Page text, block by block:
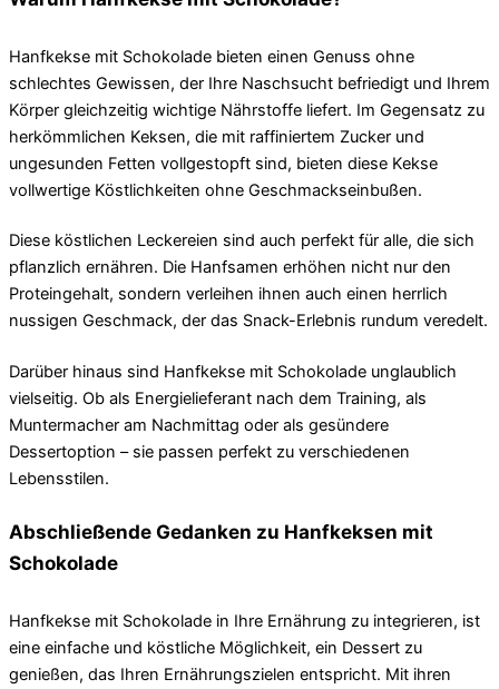
Hanfkekse mit Schokolade bieten einen Genuss ohne
schlechtes Gewissen, der Ihre Naschsucht befriedigt und Ihrem
Körper gleichzeitig wichtige Nährstoffe liefert. Im Gegensatz zu
herkömmlichen Keksen, die mit raffiniertem Zucker und
ungesunden Fetten vollgestopft sind, bieten diese Kekse
vollwertige Köstlichkeiten ohne Geschmackseinbußen.
Diese köstlichen Leckereien sind auch perfekt für alle, die sich
pflanzlich ernähren. Die Hanfsamen erhöhen nicht nur den
Proteingehalt, sondern verleihen ihnen auch einen herrlich
nussigen Geschmack, der das Snack-Erlebnis rundum veredelt.
Darüber hinaus sind Hanfkekse mit Schokolade unglaublich
vielseitig. Ob als Energielieferant nach dem Training, als
Muntermacher am Nachmittag oder als gesündere
Dessertoption – sie passen perfekt zu verschiedenen
Lebensstilen.
Abschließende Gedanken zu Hanfkeksen mit
Schokolade
Hanfkekse mit Schokolade in Ihre Ernährung zu integrieren, ist
eine einfache und köstliche Möglichkeit, ein Dessert zu
genießen, das Ihren Ernährungszielen entspricht. Mit ihren